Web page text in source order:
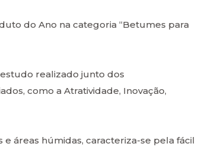
do Ano na categoria “Betumes para
realizado junto dos
como a Atratividade, Inovação,
áreas húmidas, caracteriza-se pela fácil